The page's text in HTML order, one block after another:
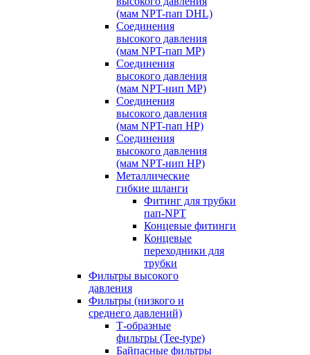
(мам NPT-пап DHL)
Соединения
высокого давления
(мам NPT-пап MP)
Соединения
высокого давления
(мам NPT-нип MP)
Соединения
высокого давления
(мам NPT-пап HP)
Соединения
высокого давления
(мам NPT-нип HP)
Металлические
гибкие шланги
Фитинг для трубки
пап-NPT
Концевые фитинги
Концевые
переходники для
трубки
Фильтры высокого
давления
Фильтры (низкого и
среднего давлений)
Т-образные
фильтры (Tee-type)
Байпасные фильтры